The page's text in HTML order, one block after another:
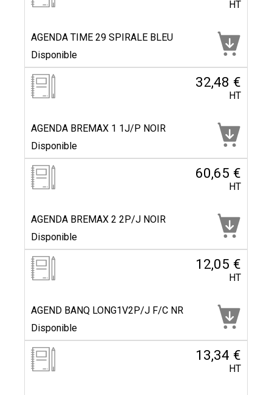
HT
AGENDA TIME 29 SPIRALE BLEU
Disponible
32,48 €
HT
AGENDA BREMAX 1 1J/P NOIR
Disponible
60,65 €
HT
AGENDA BREMAX 2 2P/J NOIR
Disponible
12,05 €
HT
AGEND BANQ LONG1V2P/J F/C NR
Disponible
13,34 €
HT